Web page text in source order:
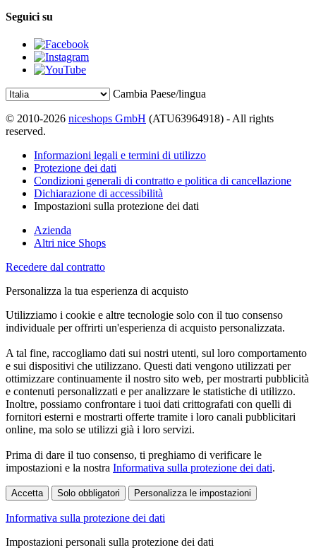
Seguici su
Cambia Paese/lingua
© 2010-2026 niceshops GmbH (ATU63964918) - All rights
reserved.
Informazioni legali e termini di utilizzo
Protezione dei dati
Condizioni generali di contratto e politica di cancellazione
Dichiarazione di accessibilità
Impostazioni sulla protezione dei dati
Azienda
Altri nice Shops
Recedere dal contratto
Personalizza la tua esperienza di acquisto
Utilizziamo i cookie e altre tecnologie solo con il tuo consenso
individuale per offrirti un'esperienza di acquisto personalizzata.
A tal fine, raccogliamo dati sui nostri utenti, sul loro comportamento
e sui dispositivi che utilizzano. Questi dati vengono utilizzati per
ottimizzare continuamente il nostro sito web, per mostrarti pubblicità
e contenuti personalizzati e per analizzare le statistiche di utilizzo.
Inoltre, possiamo confrontare i tuoi dati crittografati con quelli di
fornitori esterni e mostrarti offerte tramite i loro canali pubblicitari
online, ma solo se utilizzi già i loro servizi.
Prima di dare il tuo consenso, ti preghiamo di verificare le
impostazioni e la nostra Informativa sulla protezione dei dati.
Accetta Solo obbligatori Personalizza le impostazioni
Informativa sulla protezione dei dati
Impostazioni personali sulla protezione dei dati